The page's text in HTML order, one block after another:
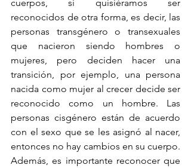
cuerpos, si quisiéramos ser
reconocidos de otra forma, es decir, las
personas transgénero o transexuales
que nacieron siendo hombres o
mujeres, pero deciden hacer una
transición, por ejemplo, una persona
nacida como mujer al crecer decide ser
reconocido como un hombre. Las
personas cisgénero están de acuerdo
con el sexo que se les asignó al nacer,
entonces no hay cambios en su cuerpo.
Además, es importante reconocer que